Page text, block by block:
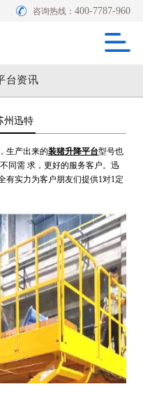
咨询热线：400-7787-960
台资讯
州迅特
生产出来的装猪升降平台型号也
同需 求，更好的服务客户。迅
有实力为客户朋友们提供1对1定